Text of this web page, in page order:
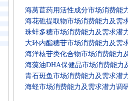
海莴苣药用活性成分市场消费能
海花礁提取物市场消费能力及需
珠蚌多糖市场消费能力及需求潜
大环内酯糖苷市场消费能力及需
海洋核苷类化合物市场消费能力
海藻油DHA保健品市场消费能力
青石斑鱼市场消费能力及需求潜
海蛏市场消费能力及需求潜力调